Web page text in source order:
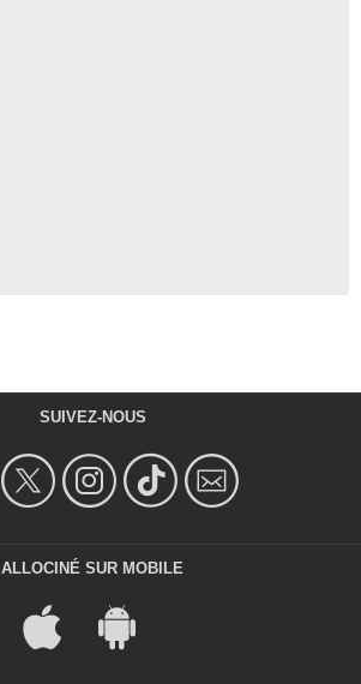
SUIVEZ-NOUS
ALLOCINÉ SUR MOBILE